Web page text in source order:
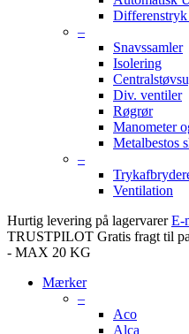
Differenstryk
–
Snavssamler
Isolering
Div. ventiler
Røgrør
Manometer
Metalbestos
–
Ventilation
Hurtig levering på lagervarer E-
TRUSTPILOT Gratis fragt til
- MAX 20 KG
Mærker
–
Aco
Alca